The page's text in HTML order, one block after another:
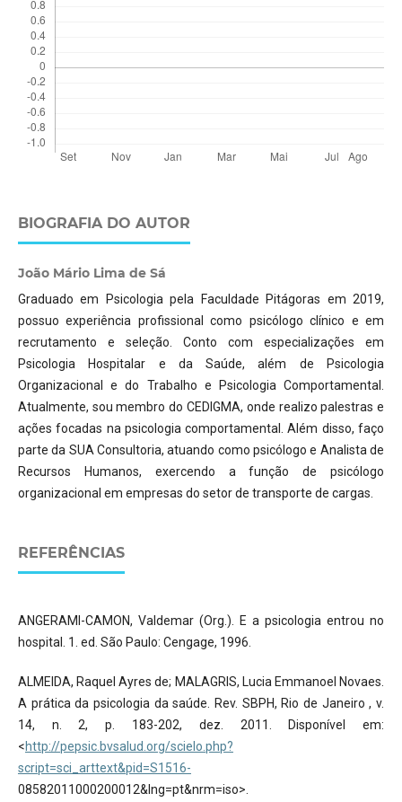
BIOGRAFIA DO AUTOR
João Mário Lima de Sá
Graduado em Psicologia pela Faculdade Pitágoras em 2019,
possuo experiência profissional como psicólogo clínico e em
recrutamento e seleção. Conto com especializações em
Psicologia Hospitalar e da Saúde, além de Psicologia
Organizacional e do Trabalho e Psicologia Comportamental.
Atualmente, sou membro do CEDIGMA, onde realizo palestras e
ações focadas na psicologia comportamental. Além disso, faço
parte da SUA Consultoria, atuando como psicólogo e Analista de
Recursos Humanos, exercendo a função de psicólogo
organizacional em empresas do setor de transporte de cargas.
REFERÊNCIAS
ANGERAMI-CAMON, Valdemar (Org.). E a psicologia entrou no
hospital. 1. ed. São Paulo: Cengage, 1996.
ALMEIDA, Raquel Ayres de; MALAGRIS, Lucia Emmanoel Novaes.
A prática da psicologia da saúde. Rev. SBPH, Rio de Janeiro , v.
14, n. 2, p. 183-202, dez. 2011. Disponível em:
<http://pepsic.bvsalud.org/scielo.php?
script=sci_arttext&pid=S1516-
08582011000200012&lng=pt&nrm=iso>.